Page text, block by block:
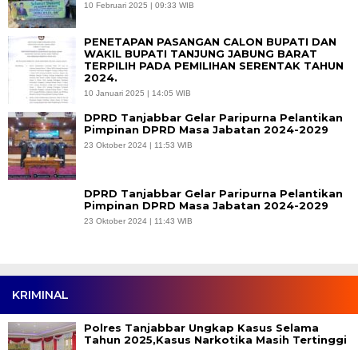
10 Februari 2025 | 09:33 WIB
PENETAPAN PASANGAN CALON BUPATI DAN
WAKIL BUPATI TANJUNG JABUNG BARAT
TERPILIH PADA PEMILIHAN SERENTAK TAHUN
2024.
10 Januari 2025 | 14:05 WIB
DPRD Tanjabbar Gelar Paripurna Pelantikan
Pimpinan DPRD Masa Jabatan 2024-2029
23 Oktober 2024 | 11:53 WIB
DPRD Tanjabbar Gelar Paripurna Pelantikan
Pimpinan DPRD Masa Jabatan 2024-2029
23 Oktober 2024 | 11:43 WIB
KRIMINAL
Polres Tanjabbar Ungkap Kasus Selama
Tahun 2025,Kasus Narkotika Masih Tertinggi